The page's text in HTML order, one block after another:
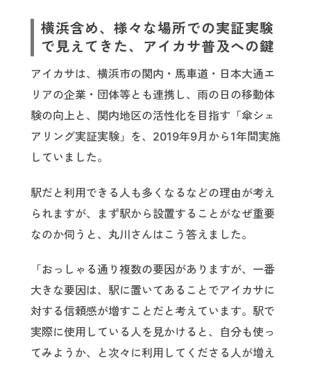
横浜含め、様々な場所での実証実験
で見えてきた、アイカサ普及への鍵
アイカサは、横浜市の関内・馬車道・日本大通エ
リアの企業・団体等とも連携し、雨の日の移動体
験の向上と、関内地区の活性化を目指す「傘シェ
アリング実証実験」を、2019年9月から1年間実施
していました。
駅だと利用できる人も多くなるなどの理由が考え
られますが、まず駅から設置することがなぜ重要
なのか伺うと、丸川さんはこう答えました。
「おっしゃる通り複数の要因がありますが、一番
大きな要因は、駅に置いてあることでアイカサに
対する信頼感が増すことだと考えています。駅で
実際に使用している人を見かけると、自分も使っ
てみようか、と次々に利用してくださる人が増え